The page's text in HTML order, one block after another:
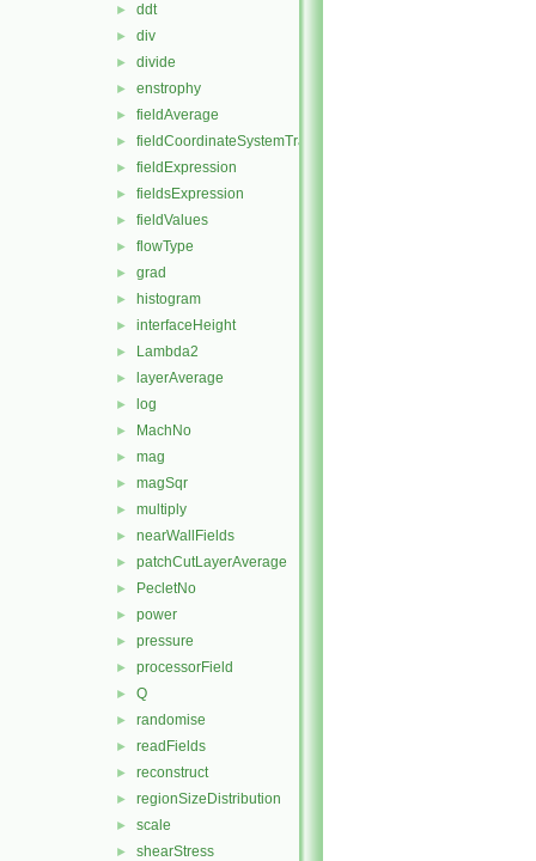
► ddt
► div
► divide
► enstrophy
► fieldAverage
► fieldCoordinateSystemTransform
► fieldExpression
► fieldsExpression
► fieldValues
► flowType
► grad
► histogram
► interfaceHeight
► Lambda2
► layerAverage
► log
► MachNo
► mag
► magSqr
► multiply
► nearWallFields
► patchCutLayerAverage
► PecletNo
► power
► pressure
► processorField
► Q
► randomise
► readFields
► reconstruct
► regionSizeDistribution
► scale
► shearStress